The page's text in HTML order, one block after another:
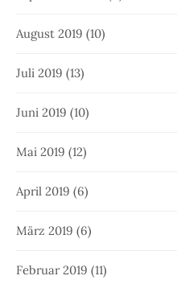
August 2019 (10)
Juli 2019 (13)
Juni 2019 (10)
Mai 2019 (12)
April 2019 (6)
März 2019 (6)
Februar 2019 (11)